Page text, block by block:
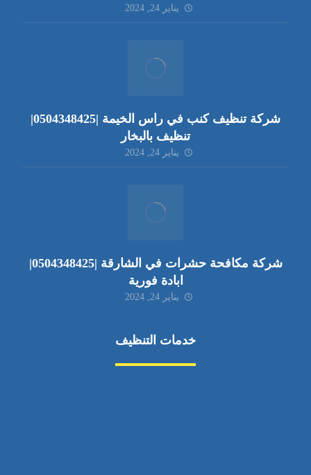
يناير 24, 2024
شركة تنظيف كنب في راس الخيمة |0504348425|
تنظيف بالبخار
يناير 24, 2024
شركة مكافحة حشرات في الشارقة |0504348425|
ابادة فورية
يناير 24, 2024
خدمات التنظيف